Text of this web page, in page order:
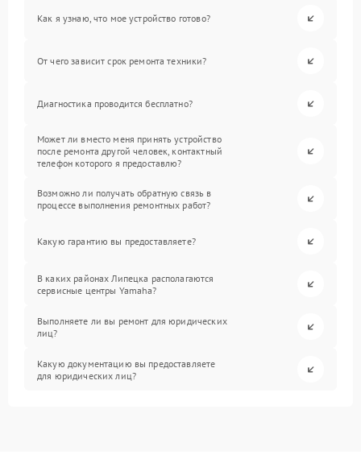
Как я узнаю, что мое устройство готово?
От чего зависит срок ремонта техники?
Диагностика проводится бесплатно?
Может ли вместо меня принять устройство
после ремонта другой человек, контактный
телефон которого я предоставлю?
Возможно ли получать обратную связь в
процессе выполнения ремонтных работ?
Какую гарантию вы предоставляете?
В каких районах Липецка располагаются
сервисные центры Yamaha?
Выполняете ли вы ремонт для юридических
лиц?
Какую документацию вы предоставляете
для юридических лиц?